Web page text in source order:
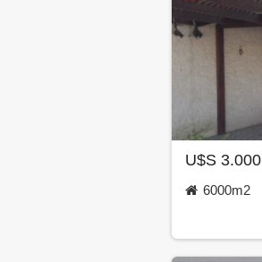
U$S 3.000
6000m2